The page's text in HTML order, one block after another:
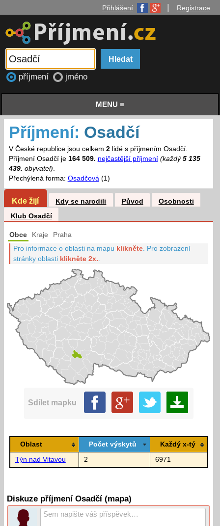
Přihlášení Registrace
příjmení jméno
MENU ≡
Příjmení: Osadčí
V České republice jsou celkem 2lidé s příjmením Osadčí.
Příjmení Osadčí je 164 509. nejčastější příjmení (každý 5 135
439. obyvatel).
Přechýlená forma: Osadčová(1)
Kde žijí Kdy se narodili Původ
Osobnosti
Klub Osadčí
Obce Kraje Praha
Pro informace o oblasti na mapu klikněte Pro zobrazení
stránky oblasti klikněte 2x.
Sdílet mapku
Oblast Počet výskytů Každý x-tý
Týn nad Vltavou 2 6971
Diskuze příjmení Osadčí (mapa)